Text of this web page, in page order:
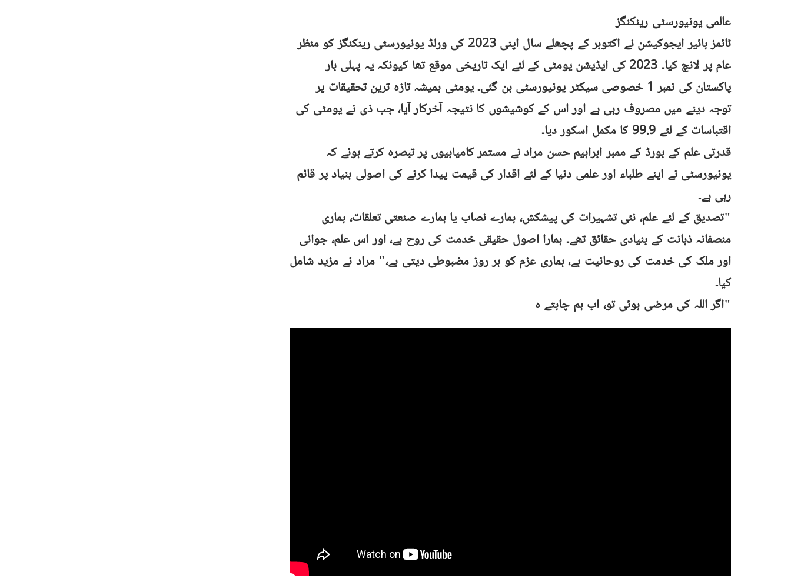
عالمی یونیورسٹی رینکنگز
ٹائمز ہائیر ایجوکیشن نے اکتوبر کے پچھلے سال اپنی 2023 کی ورلڈ یونیورسٹی رینکنگز کو منظر
عام پر لانچ کیا۔ 2023 کی ایڈیشن یومٹی کے لئے ایک تاریخی موقع تھا کیونکہ یہ پہلی بار
پاکستان کی نمبر 1 خصوصی سیکٹر یونیورسٹی بن گئی۔ یومٹی ہمیشہ تازہ ترین تحقیقات پر
توجہ دینے میں مصروف رہی ہے اور اس کے کوشیشوں کا نتیجہ آخرکار آیا، جب ذی نے یومٹی کی
اقتباسات کے لئے 99.9 کا مکمل اسکور دیا۔
قدرتی علم کے بورڈ کے ممبر ابراہیم حسن مراد نے مستمر کامیابیوں پر تبصرہ کرتے ہوئے کہ
یونیورسٹی نے اپنے طلباء اور علمی دنیا کے لئے اقدار کی قیمت پیدا کرنے کی اصولی بنیاد پر قائم
رہی ہے۔
"تصدیق کے لئے علم، نئی تشہیرات کی پیشکش، ہمارے نصاب یا ہمارے صنعتی تعلقات، ہماری
منصفانہ ذہانت کے بنیادی حقائق تھے۔ ہمارا اصول حقیقی خدمت کی روح ہے، اور اس علم، جوانی
اور ملک کی خدمت کی روحانیت ہے، ہماری عزم کو ہر روز مضبوطی دیتی ہے،" مراد نے مزید شامل
کیا۔
"اگر اللہ کی مرضی ہوئی تو، اب ہم چاہتے ہ